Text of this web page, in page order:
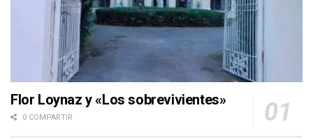
Flor Loynaz y «Los sobrevivientes»
0 COMPARTIR